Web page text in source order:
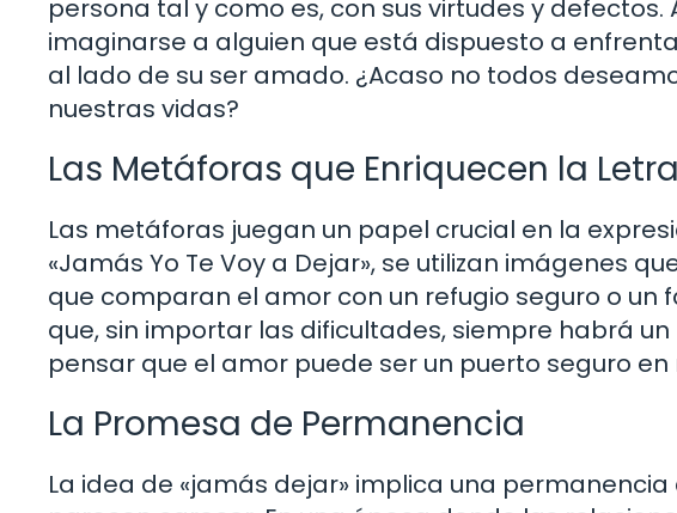
persona tal y como es, con sus virtudes y
imaginarse a alguien que está dispuesto a
al lado de su ser amado. ¿Acaso no todos
nuestras vidas?
Las Metáforas que Enriquecen la Letra
Las metáforas juegan un papel crucial en la
«Jamás Yo Te Voy a Dejar», se utilizan imágenes
que comparan el amor con un refugio seguro o
que, sin importar las dificultades, siempre habrá
pensar que el amor puede ser un puerto seguro
La Promesa de Permanencia
La idea de «jamás dejar» implica una